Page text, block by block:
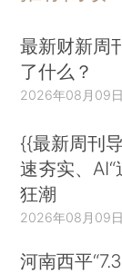
最新财新周
了什么？
2026年08月09日
{{最新周刊
速夯实、
狂潮
2026年08月09日
河南西平